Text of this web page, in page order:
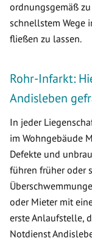
ordnungsgemäß
schnellstem Wege
fließen zu lassen.
Rohr-Infarkt:
Andisleben
In jeder
im Wohngebäude
Defekte und
führen früher oder
oder Mieter mit
erste Anlaufstelle,
Notdienst